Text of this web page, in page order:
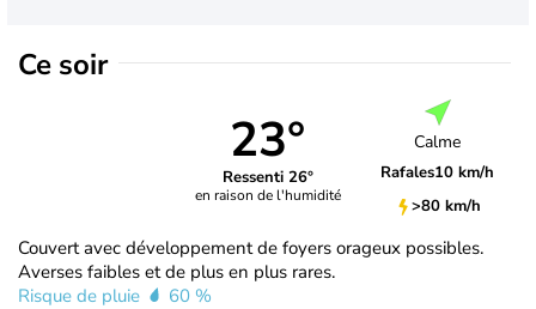
Ce soir
23°
Ressenti 26°
en raison de l'humidité
Calme
Rafales10 km/h
>80 km/h
Couvert avec développement de foyers orageux possibles.
Averses faibles et de plus en plus rares.
Risque de pluie
60 %